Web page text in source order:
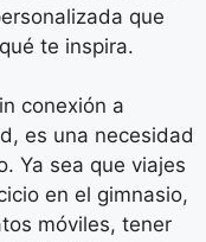
que
te inspira.
conexión a
es una necesidad
Ya sea que viajes
en el gimnasio,
móviles, tener